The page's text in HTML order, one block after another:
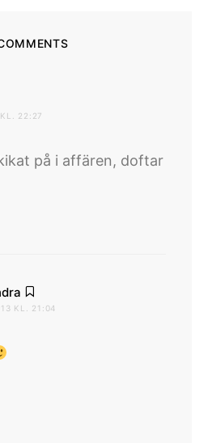
22:27
på i affären, doftar
KL. 21:04